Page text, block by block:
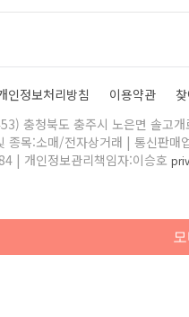
인정보처리방침 이용약관
충청북도 충주시 노은면 솔고
목:소매/전자상거래 | 통신판매
| 개인정보관리책임자:이승호